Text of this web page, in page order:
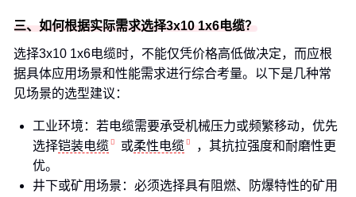
三、如何根据实际需求选择3x10 1x6电缆？
选择3x10 1x6电缆时，不能仅凭价格高低做决定，而应根
据具体应用场景和性能需求进行综合考量。以下是几种常
见场景的选型建议：
工业环境：若电缆需要承受机械压力或频繁移动，优先
选择铠装电缆 或柔性电缆
，其抗拉强度和耐磨性更
优。
井下或矿用场景：必须选择具有阻燃、防爆特性的矿用